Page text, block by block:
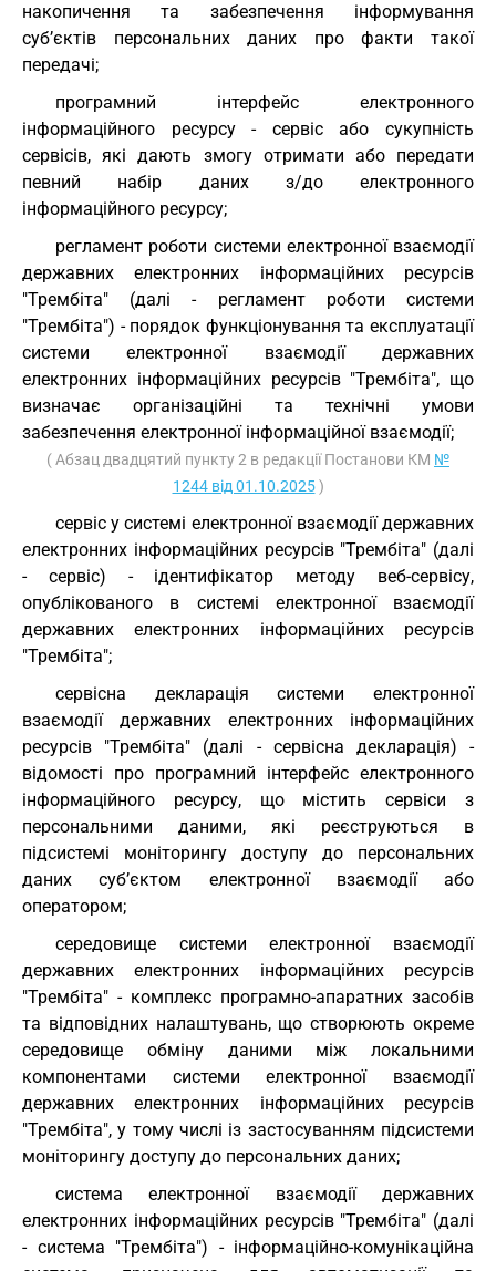
накопичення та забезпечення інформування
суб’єктів персональних даних про факти такої
передачі;
програмний інтерфейс електронного
інформаційного ресурсу - сервіс або сукупність
сервісів, які дають змогу отримати або передати
певний набір даних з/до електронного
інформаційного ресурсу;
регламент роботи системи електронної взаємодії
державних електронних інформаційних ресурсів
"Трембіта" (далі - регламент роботи системи
"Трембіта") - порядок функціонування та експлуатації
системи електронної взаємодії державних
електронних інформаційних ресурсів "Трембіта", що
визначає організаційні та технічні умови
забезпечення електронної інформаційної взаємодії;
( Абзац двадцятий пункту 2 в редакції Постанови КМ №
1244 від 01.10.2025)
сервіс у системі електронної взаємодії державних
електронних інформаційних ресурсів "Трембіта" (далі
- сервіс) - ідентифікатор методу веб-сервісу,
опублікованого в системі електронної взаємодії
державних електронних інформаційних ресурсів
"Трембіта";
сервісна декларація системи електронної
взаємодії державних електронних інформаційних
ресурсів "Трембіта" (далі - сервісна декларація) -
відомості про програмний інтерфейс електронного
інформаційного ресурсу, що містить сервіси з
персональними даними, які реєструються в
підсистемі моніторингу доступу до персональних
даних суб’єктом електронної взаємодії або
оператором;
середовище системи електронної взаємодії
державних електронних інформаційних ресурсів
"Трембіта" - комплекс програмно-апаратних засобів
та відповідних налаштувань, що створюють окреме
середовище обміну даними між локальними
компонентами системи електронної взаємодії
державних електронних інформаційних ресурсів
"Трембіта", у тому числі із застосуванням підсистеми
моніторингу доступу до персональних даних;
система електронної взаємодії державних
електронних інформаційних ресурсів "Трембіта" (далі
- система "Трембіта") - інформаційно-комунікаційна